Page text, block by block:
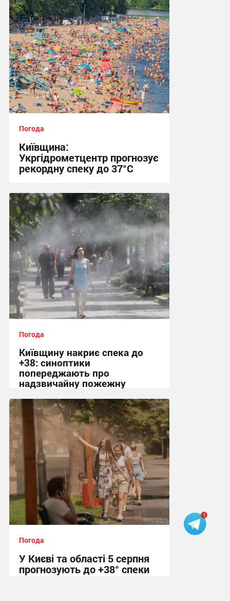
Погода
Київщина:
Укргідрометцентр прогнозує
рекордну спеку до 37°C
08:06 сьогодні
Погода
Київщину накриє спека до
+38: синоптики
попереджають про
надзвичайну пожежну
14:40 вчора
Погода
У Києві та області 5 серпня
прогнозують до +38° спеки